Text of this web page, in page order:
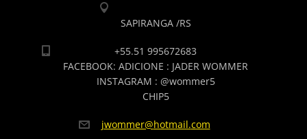
SAPIRANGA /RS
+55.51 995672683
FACEBOOK: ADICIONE : JADER WOMMER
INSTAGRAM : @wommer5
CHIP5
jwommer@hotmail.com